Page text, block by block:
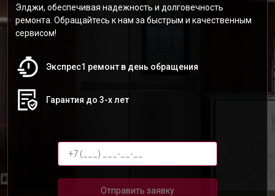
Элджи, обеспечивая надежность и долговечность
ремонта. Обращайтесь к нам за быстрым и качественным
сервисом!
Экспрес1 ремонт в день обращения
Гарантия до 3-х лет
Отправить заявку